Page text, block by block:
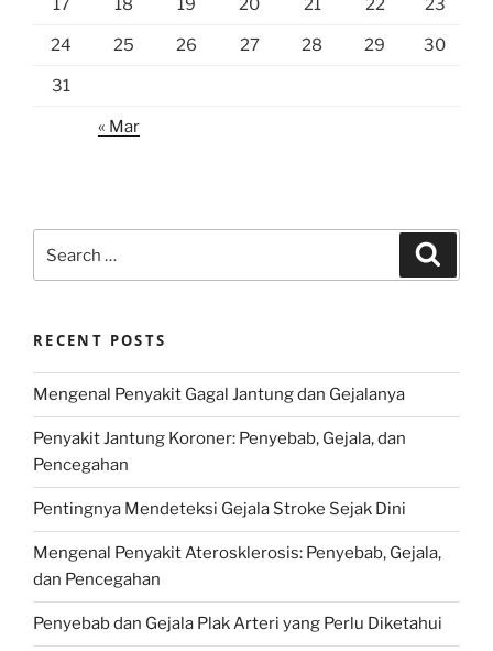
17 18 19 20 21 22 23
24 25 26 27 28 29 30
31
« Mar
for:
RECENT POSTS
Mengenal Penyakit Gagal Jantung dan Gejalanya
Penyakit Jantung Koroner: Penyebab, Gejala, dan
Pencegahan
Pentingnya Mendeteksi Gejala Stroke Sejak Dini
Mengenal Penyakit Aterosklerosis: Penyebab, Gejala,
dan Pencegahan
Penyebab dan Gejala Plak Arteri yang Perlu Diketahui